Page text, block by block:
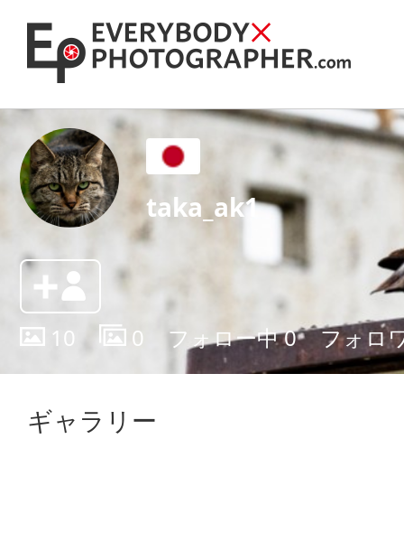
taka_ak1
10 0 フォロー中0 フォロ
ギャラリー